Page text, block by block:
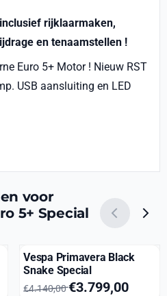
rijklaarmaken,
en tenaamstellen !
Euro 5+ Motor ! Nieuw RST
USB aansluiting en LED
voor
5+ Special
Vespa Primavera Black
Snake Special
Van 4 140,00 voor 3 799,00
€4.140,00€3.799,00